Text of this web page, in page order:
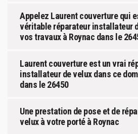
Appelez Laurent couverture qui
véritable réparateur installateur
vos travaux à Roynac dans le
Laurent couverture est un vrai
installateur de velux dans ce
dans le 26450
Une prestation de pose et de
velux à votre porté à Roynac